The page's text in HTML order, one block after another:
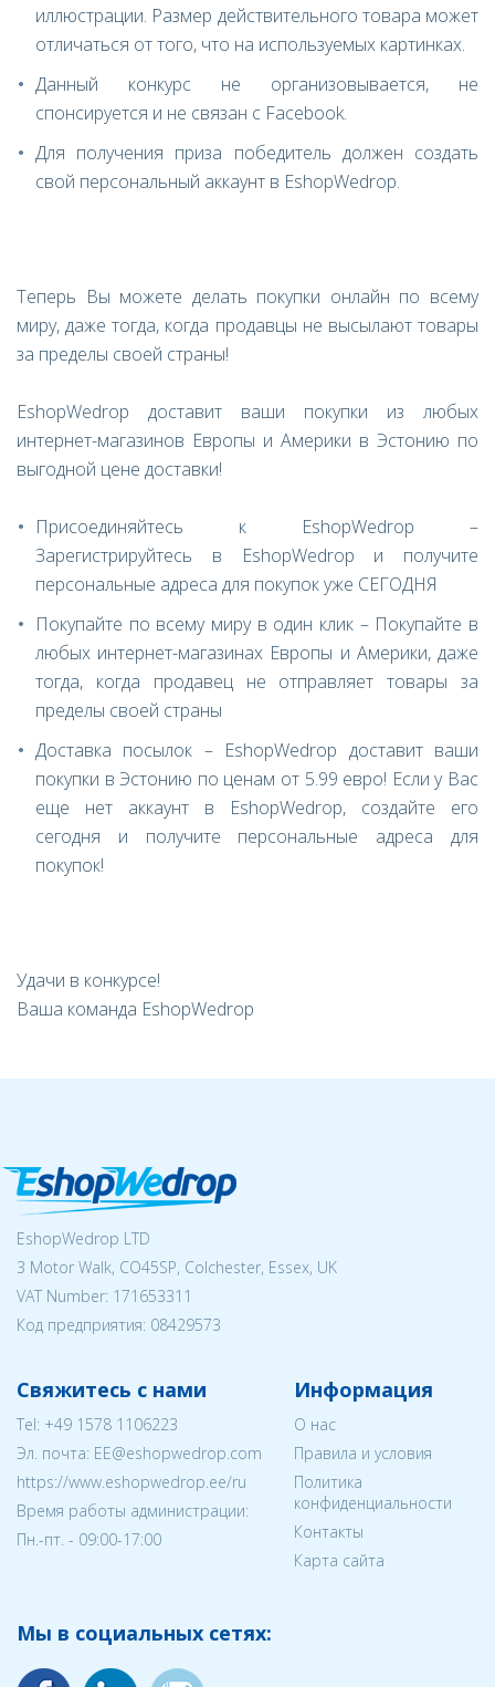
иллюстрации. Размер действительного товара может
отличаться от того, что на используемых картинках.
Данный конкурс не организовывается, не
спонсируется и не связан с Facebook.
Для получения приза победитель должен создать
свой персональный аккаунт в EshopWedrop.
Теперь Вы можете делать покупки онлайн по всему
миру, даже тогда, когда продавцы не высылают товары
за пределы своей страны!
EshopWedrop доставит ваши покупки из любых
интернет-магазинов Европы и Америки в Эстонию по
выгодной цене доставки!
Присоединяйтесь к EshopWedrop –
Зарегистрируйтесь в EshopWedrop и получите
персональные адреса для покупок уже СЕГОДНЯ
Покупайте по всему миру в один клик – Покупайте в
любых интернет-магазинах Европы и Америки, даже
тогда, когда продавец не отправляет товары за
пределы своей страны
Доставка посылок – EshopWedrop доставит ваши
покупки в Эстонию по ценам от 5.99 евро! Если у Вас
еще нет аккаунт в EshopWedrop, создайте его
сегодня и получите персональные адреса для
покупок!
Удачи в конкурсе!
Ваша команда EshopWedrop
EshopWedrop LTD
3 Motor Walk, CO45SP, Colchester, Essex, UK
VAT Number: 171653311
Код предприятия: 08429573
Свяжитесь с нами
Tel: +49 1578 1106223
Эл. почта: EE@eshopwedrop.com
https://www.eshopwedrop.ee/ru
Время работы администрации:
Пн.-пт. - 09:00-17:00
Информация
О нас
Правила и условия
Политика
конфиденциальности
Контакты
Карта сайта
Мы в социальных сетях: